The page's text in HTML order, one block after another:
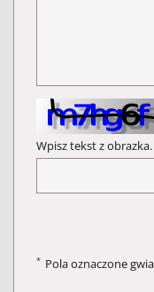
Wpisz tekst z obrazka.
* Pola oznaczone